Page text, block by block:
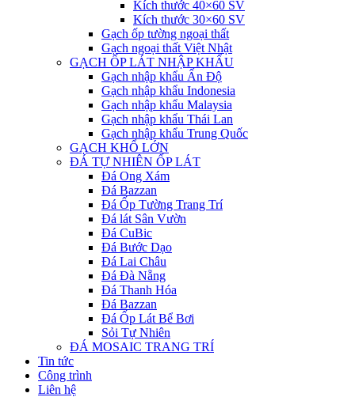
Kích thước 40×60 SV
Kích thước 30×60 SV
Gạch ốp tường ngoại thất
Gạch ngoại thất Việt Nhật
GẠCH ỐP LÁT NHẬP KHẨU
Gạch nhập khẩu Ấn Độ
Gạch nhập khẩu Indonesia
Gạch nhập khẩu Malaysia
Gạch nhập khẩu Thái Lan
Gạch nhập khẩu Trung Quốc
GẠCH KHỔ LỚN
ĐÁ TỰ NHIÊN ỐP LÁT
Đá Ong Xám
Đá Bazzan
Đá Ốp Tường Trang Trí
Đá lát Sân Vườn
Đá CuBic
Đá Bước Dạo
Đá Lai Châu
Đá Đà Nẵng
Đá Thanh Hóa
Đá Bazzan
Đá Ốp Lát Bể Bơi
Sỏi Tự Nhiên
ĐÁ MOSAIC TRANG TRÍ
Tin tức
Công trình
Liên hệ